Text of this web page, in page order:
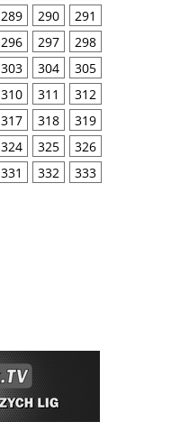
289 290
291
296 297
298
303 304
305
310 311
312
317 318
319
324 325
326
331 332
333